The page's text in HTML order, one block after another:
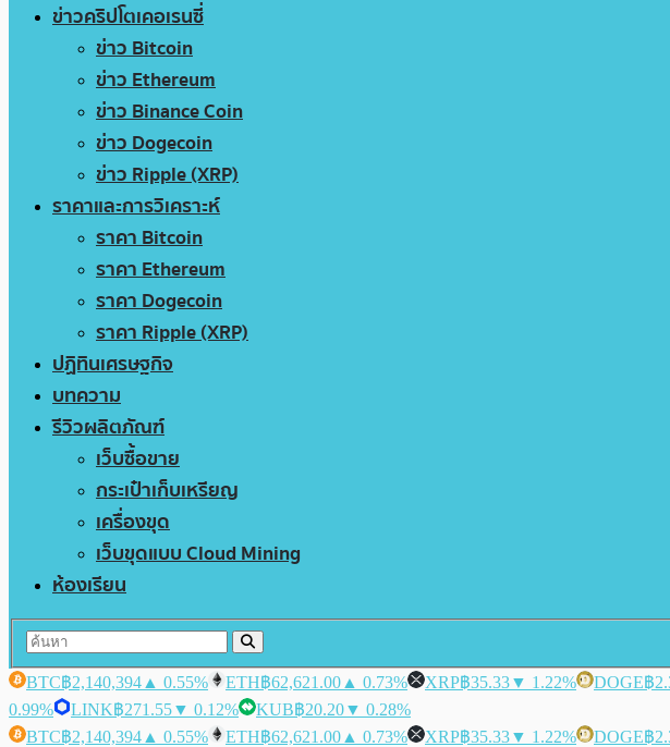
ข่าวคริปโตเคอเรนซี่
ข่าว Bitcoin
ข่าว Ethereum
ข่าว Binance Coin
ข่าว Dogecoin
ข่าว Ripple (XRP)
ราคาและการวิเคราะห์
ราคา Bitcoin
ราคา Ethereum
ราคา Dogecoin
ราคา Ripple (XRP)
ปฏิทินเศรษฐกิจ
บทความ
รีวิวผลิตภัณฑ์
เว็บซื้อขาย
กระเป๋าเก็บเหรียญ
เครื่องขุด
เว็บขุดแบบ Cloud Mining
ห้องเรียน
BTC฿2,140,394 ▲ 0.55% ETH฿62,621.00 ▲ 0.73% XRP฿35.33▼ 1.22% DOGE฿
0.99%
LINK฿271.55▼ 0.12% KUB฿20.20▼ 0.28%
BTC฿2,140,394 ▲ 0.55% ETH฿62,621.00 ▲ 0.73% XRP฿35.33▼ 1.22% DOGE฿